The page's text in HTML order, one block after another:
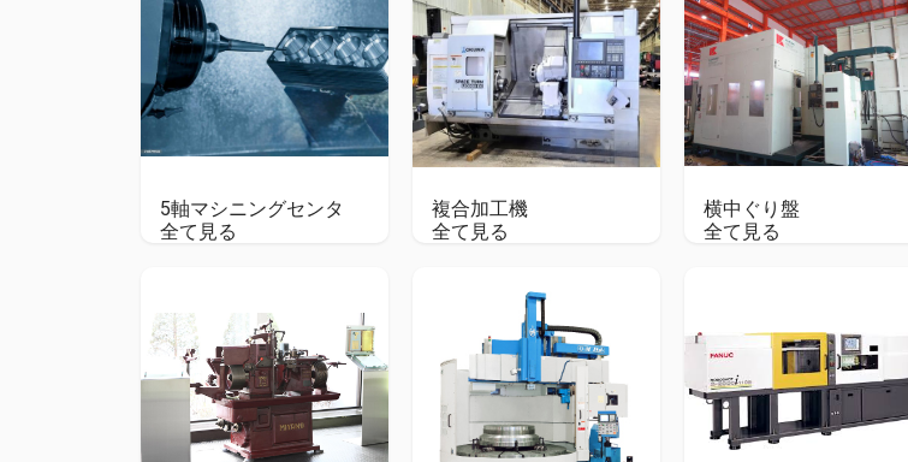
5軸マシニングセンタ
全て見る
複合加工機
全て見る
横中ぐり盤
全て見る